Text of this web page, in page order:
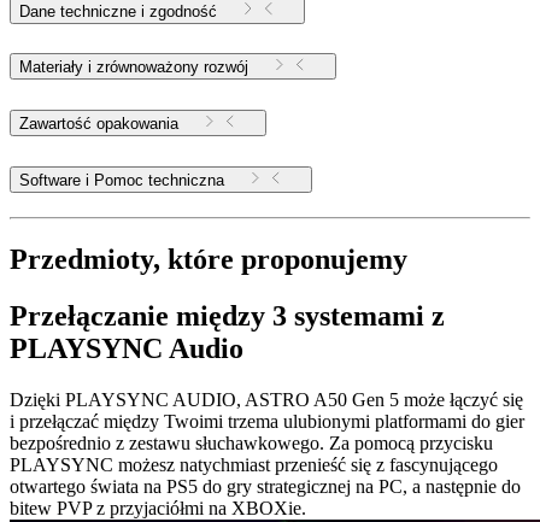
Dane techniczne i zgodność
Materiały i zrównoważony rozwój
Zawartość opakowania
Software i Pomoc techniczna
Przedmioty, które proponujemy
Przełączanie między 3 systemami z
PLAYSYNC Audio
Dzięki PLAYSYNC AUDIO, ASTRO A50 Gen 5 może łączyć się
i przełączać między Twoimi trzema ulubionymi platformami do gier
bezpośrednio z zestawu słuchawkowego. Za pomocą przycisku
PLAYSYNC możesz natychmiast przenieść się z fascynującego
otwartego świata na PS5 do gry strategicznej na PC, a następnie do
bitew PVP z przyjaciółmi na XBOXie.